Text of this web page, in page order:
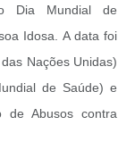
Dia Mundial de
Idosa. A data foi
Nações Unidas)
de Saúde) e
de Abusos contra